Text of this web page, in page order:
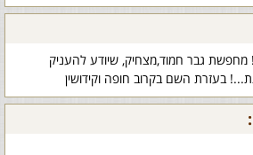
מחפשת גבר חמוד,מצחיק, שיודע להעניק
בעזרת השם בקרוב חופה וקידושין